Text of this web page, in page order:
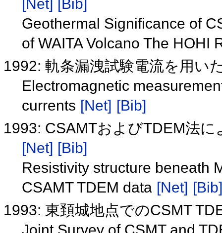
[Net] [Bib]
Geothermal Significance of
of WAITA Volcano The HOHI
1992: 軌条漏洩試験電流を用い
Electromagnetic
currents [Net] [Bib]
1993: CSAMTおよびTDEM法
[Net] [Bib]
Resistivity structure beneath
CSAMT TDEM data [Net] [Bib]
1993: 東頚城地点でのCSMT